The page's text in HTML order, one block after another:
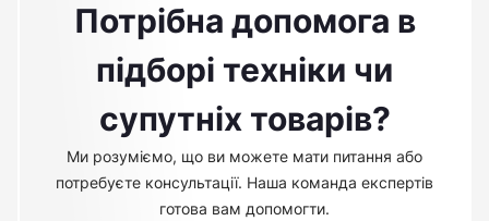
Потрібна допомога в
підборі техніки чи
супутніх товарів?
Ми розуміємо, що ви можете мати питання або
потребуєте консультації. Наша команда експертів
готова вам допомогти.